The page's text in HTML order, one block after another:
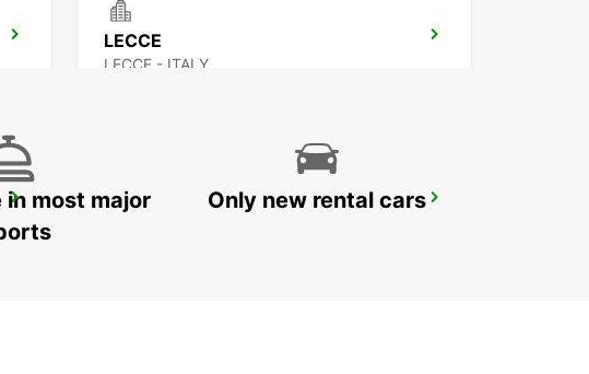
LECCE
LECCE - ITALY
NOCERA INFERIORE
most major
Only new rental cars